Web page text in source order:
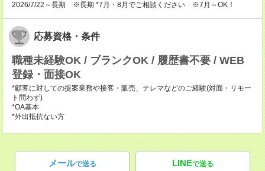
2026/7/22～長期 ※長期 *7月・8月でご相談ください ※7月～OK！
応募資格・条件
職種未経験OK / ブランクOK / 履歴書不要 / WEB
登録・面接OK
*顧客に対しての提案業務や接客・販売、テレマなどのご経験(対面・リモー
ト問わず)
*OA基本
*外出抵抗ない方
メールで送る LINEで送る